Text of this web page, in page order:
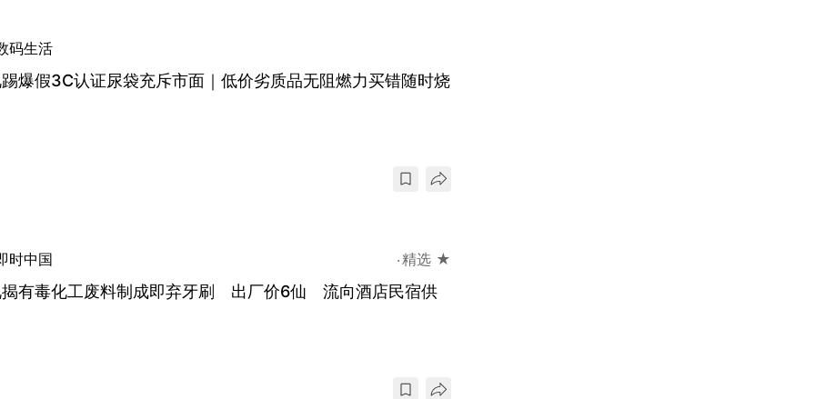
码生活
爆假3C认证尿袋充斥市面｜低价劣质品无阻燃力买错随时烧
时中国 精选 ★
有毒化工废料制成即弃牙刷 出厂价6仙 流向酒店民宿供